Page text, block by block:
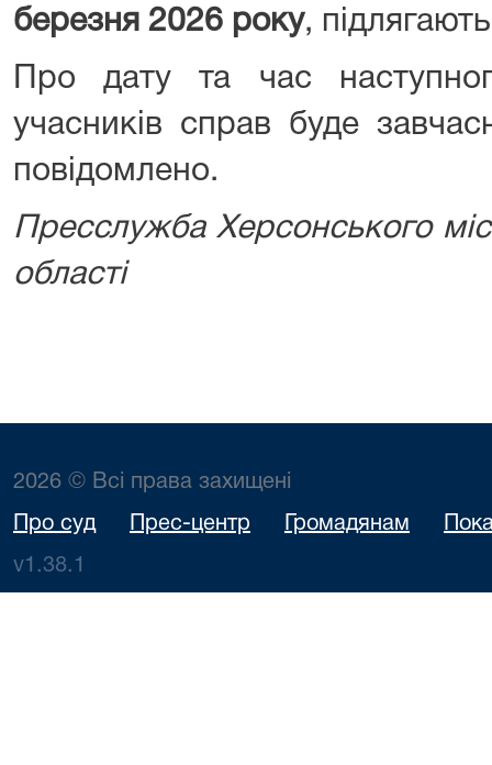
березня 2026 року,
Про дату та час
учасників справ буде
повідомлено.
Пресслужба Херсонського
області
2026 © Всі права захищені
Про суд Прес-центр Громадянам
v1.38.1